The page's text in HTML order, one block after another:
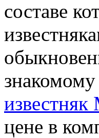
составе
известняк
цене в